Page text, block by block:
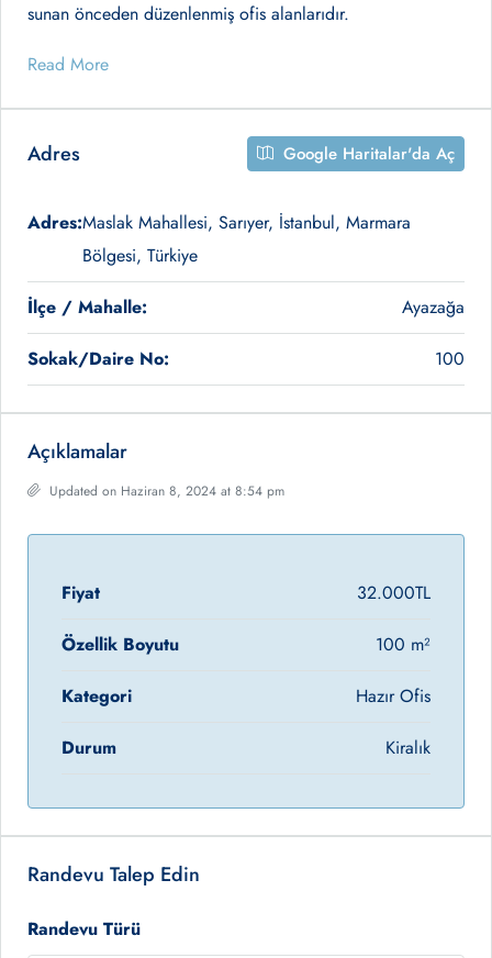
sunan önceden düzenlenmiş ofis alanlarıdır.
Read More
Adres Google Haritalar'da Aç
Adres:Maslak Mahallesi, Sarıyer, İstanbul, Marmara
Bölgesi, Türkiye
İlçe / Mahalle: Ayazağa
Sokak/Daire No: 100
Açıklamalar
Updated on Haziran 8, 2024 at 8:54 pm
Fiyat 32.000TL
Özellik Boyutu 100 m²
Kategori Hazır Ofis
Durum Kiralık
Randevu Talep Edin
Randevu Türü